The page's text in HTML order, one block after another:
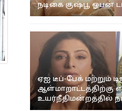
நடிகை குஷ்பூ ஓபன்
ஏஐ டீப்-பேக் மற்றும்
ஆள்மாறாட்டத்திற்கு
உயர்நீதிமன்றத்தில்